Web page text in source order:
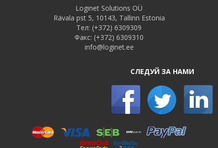
Loginet Solutions OÜ
Rävala pst 5, 10143, Tallinn Estonia
Тел: (+372) 6309309
Факс: (+372) 6309310
info@loginet.ee
СЛЕДУЙ ЗА НАМИ